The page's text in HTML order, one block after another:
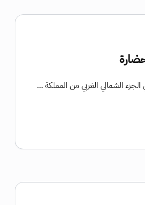
الشمالي الغربي من المملكة ...